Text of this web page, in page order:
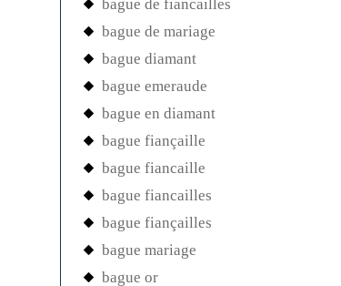
bague de fiancailles
bague de mariage
bague diamant
bague emeraude
bague en diamant
bague fiançaille
bague fiancaille
bague fiancailles
bague fiançailles
bague mariage
bague or